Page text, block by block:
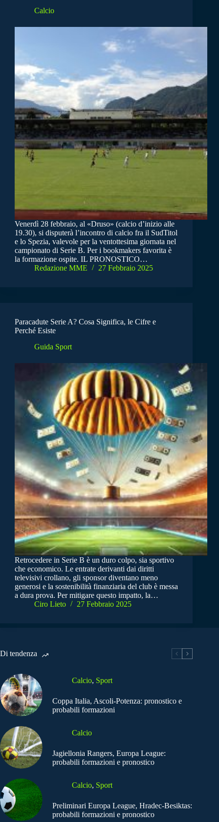
Calcio
Venerdì 28 febbraio, al «Druso» (calcio d’inizio alle
19.30), si disputerà l’incontro di calcio fra il SudTitol
e lo Spezia, valevole per la ventottesima giornata nel
campionato di Serie B. Per i bookmakers favorita è
la formazione ospite. IL PRONOSTICO…
Redazione MME
27 Febbraio 2025
Paracadute Serie A? Cosa Significa, le Cifre e
Perché Esiste
Guida Sport
Retrocedere in Serie B è un duro colpo, sia sportivo
che economico. Le entrate derivanti dai diritti
televisivi crollano, gli sponsor diventano meno
generosi e la sostenibilità finanziaria del club è messa
a dura prova. Per mitigare questo impatto, la…
Ciro Lieto
27 Febbraio 2025
Di tendenza
Calcio, Sport
Coppa Italia, Ascoli-Potenza: pronostico e
probabili formazioni
Calcio
Jagiellonia Rangers, Europa League:
probabili formazioni e pronostico
Calcio, Sport
Preliminari Europa League, Hradec-Besiktas:
probabili formazioni e pronostico